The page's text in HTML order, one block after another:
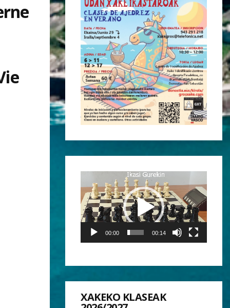
Reproductor
de
vídeo
00:00 00:14
XAKEKO KLASEAK